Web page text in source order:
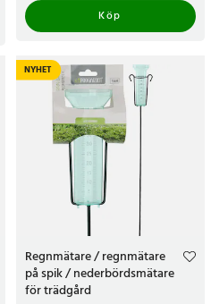
Köp
NYHET
Regnmätare / regnmätare
på spik / nederbördsmätare
för trädgård